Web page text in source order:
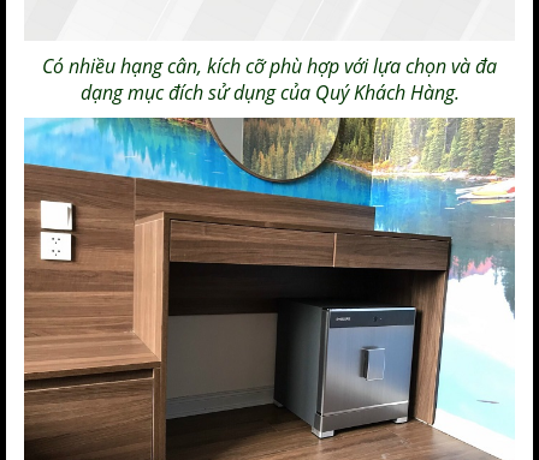
Có nhiều hạng cân, kích cỡ phù hợp với lựa chọn và đa
dạng mục đích sử dụng của Quý Khách Hàng.